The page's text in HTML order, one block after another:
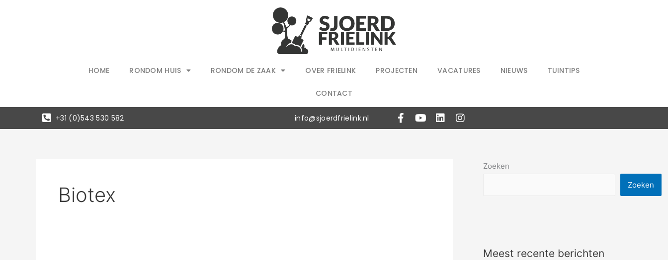
HOME RONDOM HUIS RONDOM DE ZAAK OVER FRIELINK PROJECTEN VACATURES NIEUWS TUINTIPS
CONTACT
+31 (0)543 530 582 info@sjoerdfrielink.nl
Biotex
Zoeken
Zoeken
Meest recente berichten